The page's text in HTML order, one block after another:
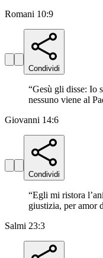
Romani 10:9
Condividi
“Gesù gli disse: Io
nessuno viene al
Giovanni 14:6
Condividi
“Egli mi ristora
giustizia, per amor
Salmi 23:3